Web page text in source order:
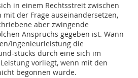
in einem Rechtsstreit zwischen
der Frage auseinandersetzen,
aber zwingende
Anspruchs gegeben ist. Wann
Ingenieurleistung die
stücks durch eine sich im
vorliegt, wenn mit den
begonnen wurde.